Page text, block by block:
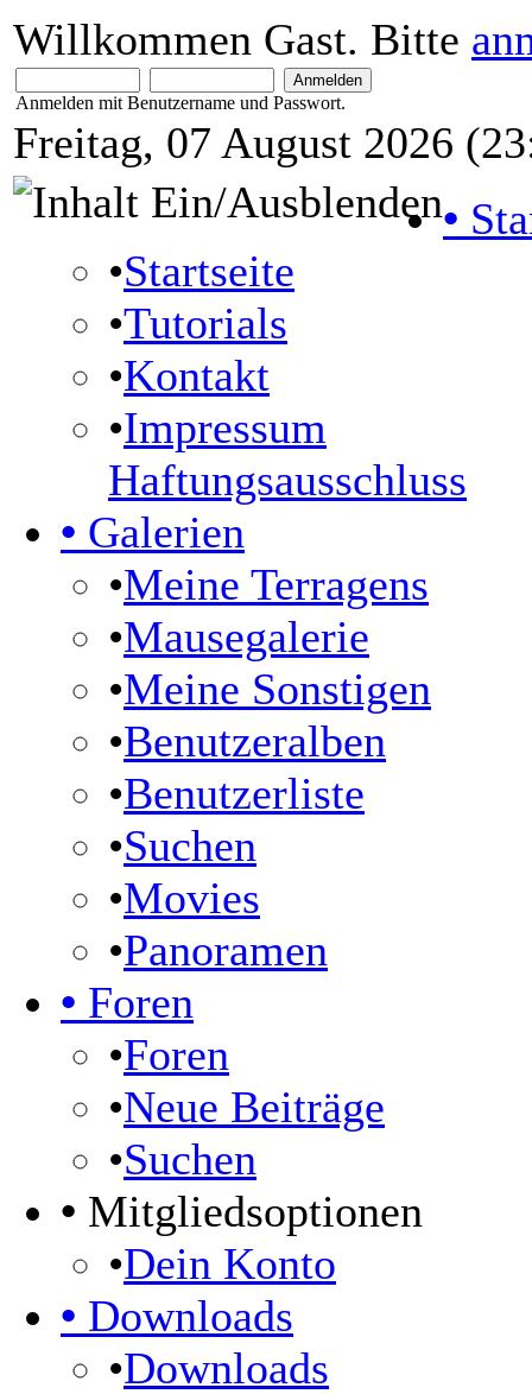
Willkommen Gast. Bitte
Anmelden mit Benutzername und Passwort.
Freitag, 07 August 2026
•
•Startseite
•Tutorials
•Kontakt
•Impressum
Haftungsausschluss
• Galerien
•Meine Terragens
•Mausegalerie
•Meine Sonstigen
•Benutzeralben
•Benutzerliste
•Suchen
•Movies
•Panoramen
• Foren
•Foren
•Neue Beiträge
•Suchen
• Mitgliedsoptionen
•Dein Konto
• Downloads
•Downloads